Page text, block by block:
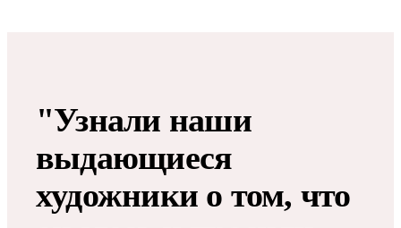
"Узнали наши
выдающиеся
художники о том, что